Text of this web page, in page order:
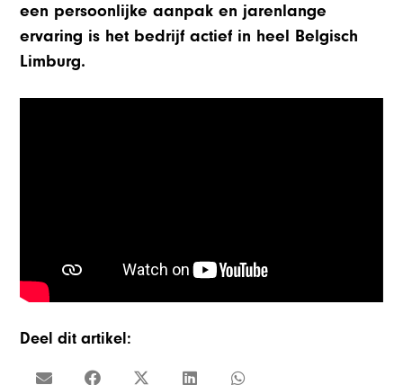
een persoonlijke aanpak en jarenlange
ervaring is het bedrijf actief in heel Belgisch
Limburg.
Deel dit artikel: